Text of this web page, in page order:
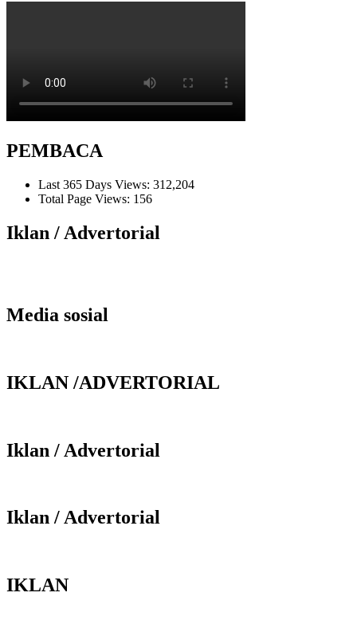
PEMBACA
Last 365 Days Views: 312,204
Total Page Views: 156
Iklan / Advertorial
Media sosial
IKLAN /ADVERTORIAL
Iklan / Advertorial
Iklan / Advertorial
IKLAN